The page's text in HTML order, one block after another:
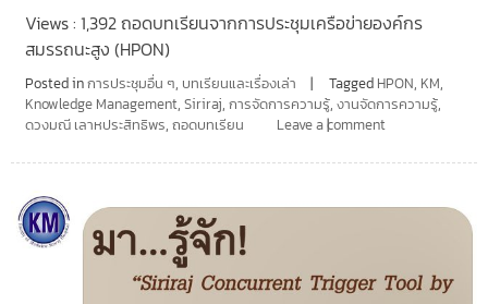
Views : 1,392 ถอดบทเรียนจากการประชุมเครือข่ายองค์กร
สมรรถนะสูง (HPON)
Posted inการประชุมอื่น ๆ, บทเรียนและเรื่องเล่า Tagged HPON, KM,
Knowledge Management, Siriraj, การจัดการความรู้, งานจัดการความรู้,
ดวงมณี เลาหประสิทธิพร, ถอดบทเรียน Leave a comment